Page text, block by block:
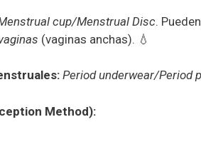
cup/Menstrual Disc.
(vaginas anchas). 💧
Period underwear/Period
Method):